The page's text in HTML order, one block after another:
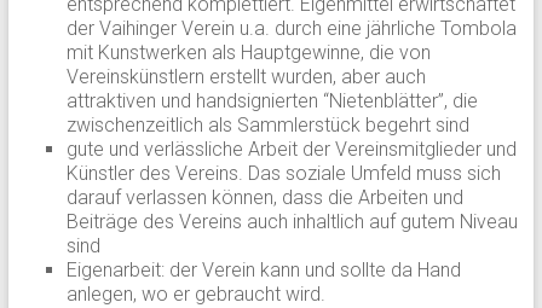
entsprechend komplettiert. Eigenmittel erwirtschaftet
der Vaihinger Verein u.a. durch eine jährliche Tombola
mit Kunstwerken als Hauptgewinne, die von
Vereinskünstlern erstellt wurden, aber auch
attraktiven und handsignierten “Nietenblätter”, die
zwischenzeitlich als Sammlerstück begehrt sind
gute und verlässliche Arbeit der Vereinsmitglieder und
Künstler des Vereins. Das soziale Umfeld muss sich
darauf verlassen können, dass die Arbeiten und
Beiträge des Vereins auch inhaltlich auf gutem Niveau
sind
Eigenarbeit: der Verein kann und sollte da Hand
anlegen, wo er gebraucht wird.